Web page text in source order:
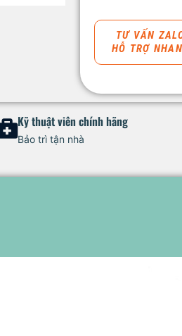
TƯ VẤN
HỖ TRỢ
Kỹ thuật viên chính hãng
Bảo trì tận nhà